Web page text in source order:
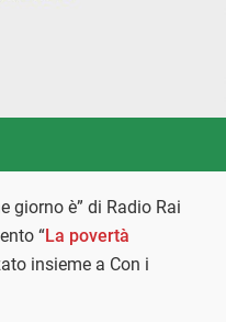
giorno è” di Radio Rai
“La povertà
insieme a Con i